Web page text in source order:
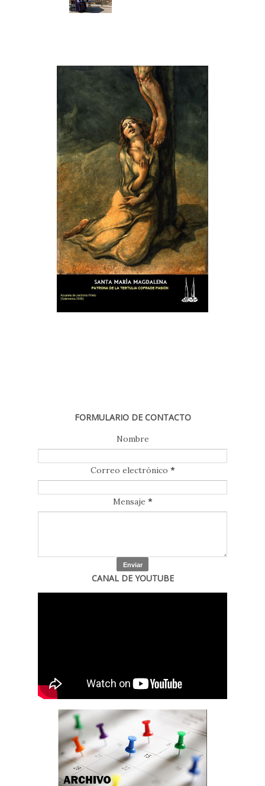
FORMULARIO DE CONTACTO
Nombre
Correo electrónico *
Mensaje *
CANAL DE YOUTUBE